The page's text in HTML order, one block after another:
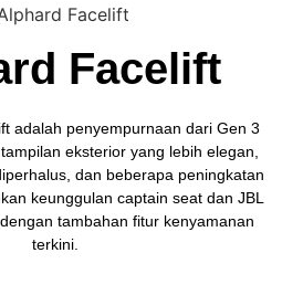
Facelift
Facelift
adalah penyempurnaan dari Gen 3
eksterior yang lebih elegan,
dan beberapa peningkatan
keunggulan captain seat dan JBL
tambahan fitur kenyamanan
terkini.